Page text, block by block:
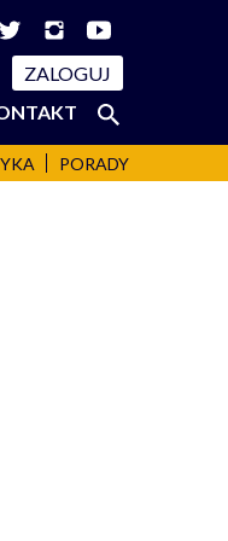
ZALOGUJ
Szukaj:
SZUKAJ
PORADY